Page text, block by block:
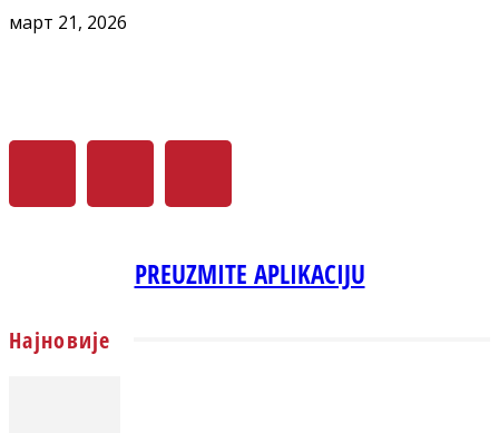
март 21, 2026
PREUZMITE APLIKACIJU
Најновије